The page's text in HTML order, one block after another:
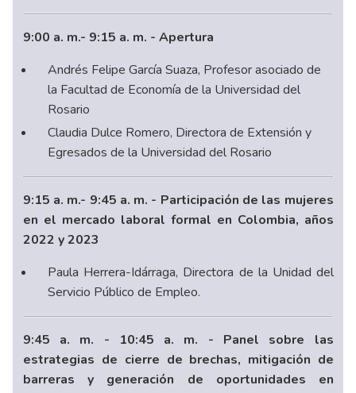
9:00 a. m.- 9:15 a. m. - Apertura
Andrés Felipe García Suaza, Profesor asociado de
la Facultad de Economía de la Universidad del
Rosario
Claudia Dulce Romero, Directora de Extensión y
Egresados de la Universidad del Rosario
9:15 a. m.- 9:45 a. m. - Participación de las mujeres
en el mercado laboral formal en Colombia, años
2022 y 2023
Paula Herrera-Idárraga, Directora de la Unidad del
Servicio Público de Empleo.
9:45 a. m. - 10:45 a. m. - Panel sobre las
estrategias de cierre de brechas, mitigación de
barreras y generación de oportunidades en